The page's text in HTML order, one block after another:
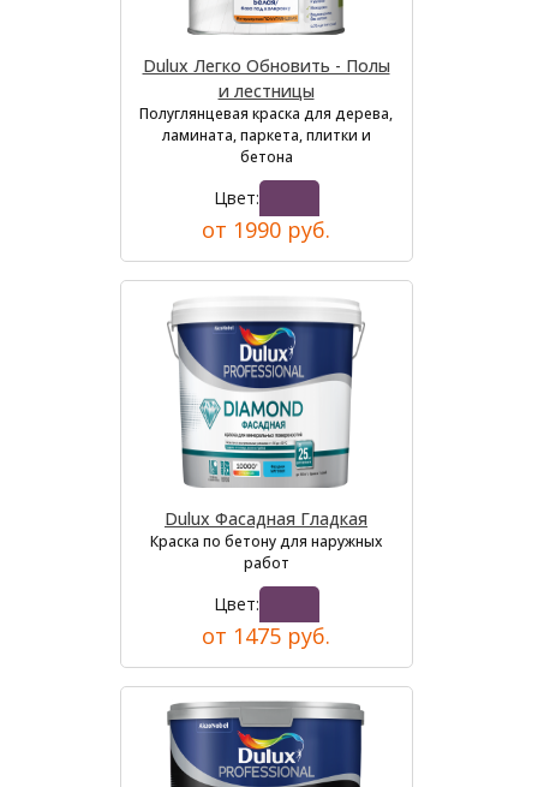
Dulux Легко Обновить - Полы
и лестницы
Полуглянцевая краска для дерева,
ламината, паркета, плитки и
бетона
Цвет:
от 1990 руб.
Dulux Фасадная Гладкая
Краска по бетону для наружных
работ
Цвет:
от 1475 руб.